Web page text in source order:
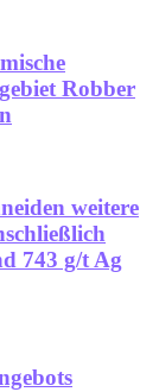
Robber
weitere
743 g/t Ag